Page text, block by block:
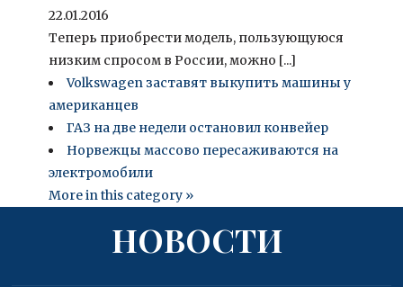
22.01.2016
Теперь приобрести модель, пользующуюся
низким спросом в России, можно [...]
Volkswagen заставят выкупить машины у
американцев
ГАЗ на две недели остановил конвейер
Норвежцы массово пересаживаются на
электромобили
More in this category »
НОВОСТИ